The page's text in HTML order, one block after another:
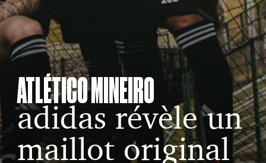
ATLÉTICO MINEIRO
adidas révèle un
maillot original